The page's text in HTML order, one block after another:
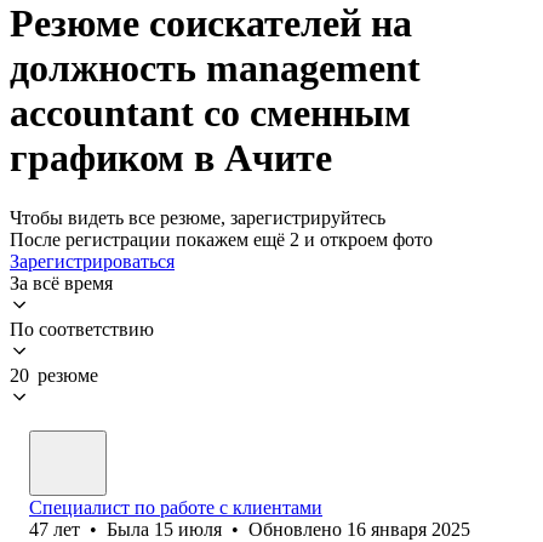
Резюме соискателей на
должность management
accountant со сменным
графиком в Ачите
Чтобы видеть все резюме, зарегистрируйтесь
После регистрации покажем ещё 2 и откроем фото
Зарегистрироваться
За всё время
По соответствию
20 резюме
Специалист по работе с клиентами
47 лет • Была 15 июля • Обновлено 16 января 2025